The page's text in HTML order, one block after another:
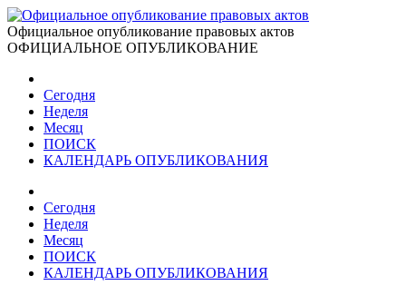
Официальное опубликование правовых актов
ОФИЦИАЛЬНОЕ ОПУБЛИКОВАНИЕ
Сегодня
Неделя
Месяц
ПОИСК
КАЛЕНДАРЬ ОПУБЛИКОВАНИЯ
Сегодня
Неделя
Месяц
ПОИСК
КАЛЕНДАРЬ ОПУБЛИКОВАНИЯ